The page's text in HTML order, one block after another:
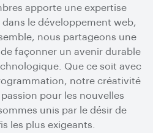
apporte une expertise
le développement web,
nous partageons une
façonner un avenir durable
Que ce soit avec
notre créativité
pour les nouvelles
unis par le désir de
les plus exigeants.